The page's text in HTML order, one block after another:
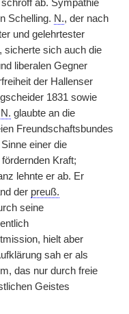
schroff ab. Sympathie
Schelling. N., der nach
und gelehrtester
sicherte sich auch die
liberalen Gegner
der Hallenser
1831 sowie
N. glaubte an die
Freundschaftsbundes
einer die
Kraft;
lehnte er ab. Er
der preuß.
seine
hielt aber
sah er als
das nur durch freie
Geistes